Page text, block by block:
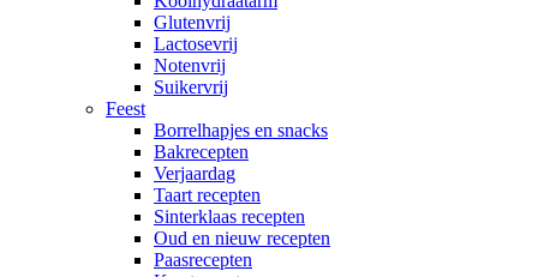
Glutenvrij
Lactosevrij
Notenvrij
Suikervrij
Feest
Borrelhapjes en snacks
Bakrecepten
Verjaardag
Taart recepten
Sinterklaas recepten
Oud en nieuw recepten
Paasrecepten